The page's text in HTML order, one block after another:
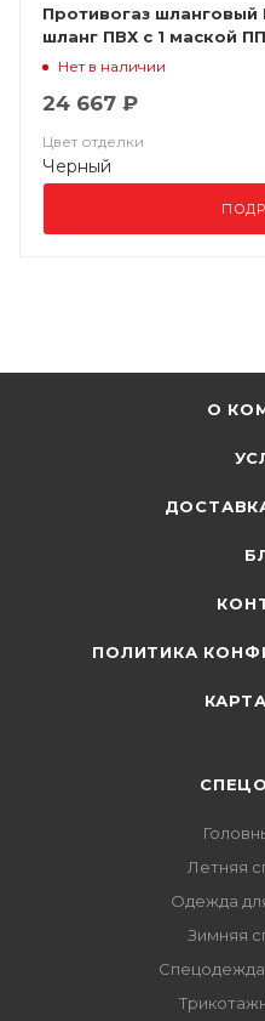
Противогаз шланговый
шланг ПВХ с 1 маской
Нет в наличии
24 667 ₽
Цвет отделки
Черный
О
ПОЛИТИКА
Летняя
Одежда
Зимняя